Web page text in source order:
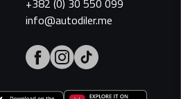
+382 (0) 30 550 099
info@autodiler.me